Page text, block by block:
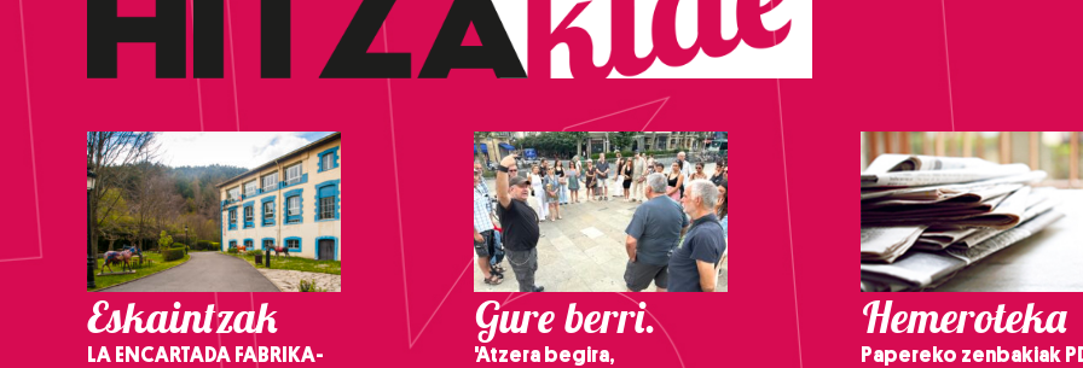
Eskaintzak
LA ENCARTADA FABRIKA-
Gure berri.
'Atzera begira,
Hemeroteka
Papereko zenbakiak